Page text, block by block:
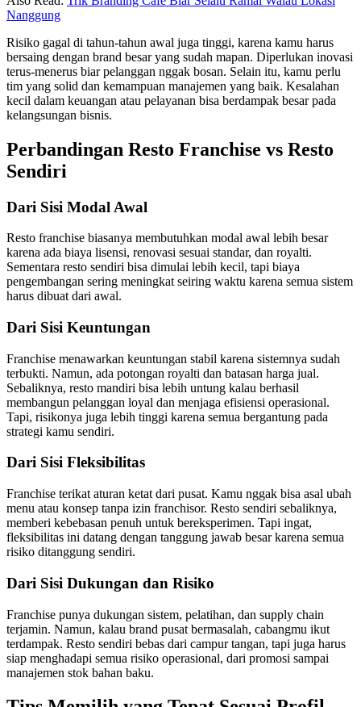
Nanggung
Risiko gagal di tahun-tahun awal juga tinggi, karena kamu harus
bersaing dengan brand besar yang sudah mapan. Diperlukan inovasi
terus-menerus biar pelanggan nggak bosan. Selain itu, kamu perlu
tim yang solid dan kemampuan manajemen yang baik. Kesalahan
kecil dalam keuangan atau pelayanan bisa berdampak besar pada
kelangsungan bisnis.
Perbandingan Resto Franchise vs Resto
Sendiri
Dari Sisi Modal Awal
Resto franchise biasanya membutuhkan modal awal lebih besar
karena ada biaya lisensi, renovasi sesuai standar, dan royalti.
Sementara resto sendiri bisa dimulai lebih kecil, tapi biaya
pengembangan sering meningkat seiring waktu karena semua sistem
harus dibuat dari awal.
Dari Sisi Keuntungan
Franchise menawarkan keuntungan stabil karena sistemnya sudah
terbukti. Namun, ada potongan royalti dan batasan harga jual.
Sebaliknya, resto mandiri bisa lebih untung kalau berhasil
membangun pelanggan loyal dan menjaga efisiensi operasional.
Tapi, risikonya juga lebih tinggi karena semua bergantung pada
strategi kamu sendiri.
Dari Sisi Fleksibilitas
Franchise terikat aturan ketat dari pusat. Kamu nggak bisa asal ubah
menu atau konsep tanpa izin franchisor. Resto sendiri sebaliknya,
memberi kebebasan penuh untuk bereksperimen. Tapi ingat,
fleksibilitas ini datang dengan tanggung jawab besar karena semua
risiko ditanggung sendiri.
Dari Sisi Dukungan dan Risiko
Franchise punya dukungan sistem, pelatihan, dan supply chain
terjamin. Namun, kalau brand pusat bermasalah, cabangmu ikut
terdampak. Resto sendiri bebas dari campur tangan, tapi juga harus
siap menghadapi semua risiko operasional, dari promosi sampai
manajemen stok bahan baku.